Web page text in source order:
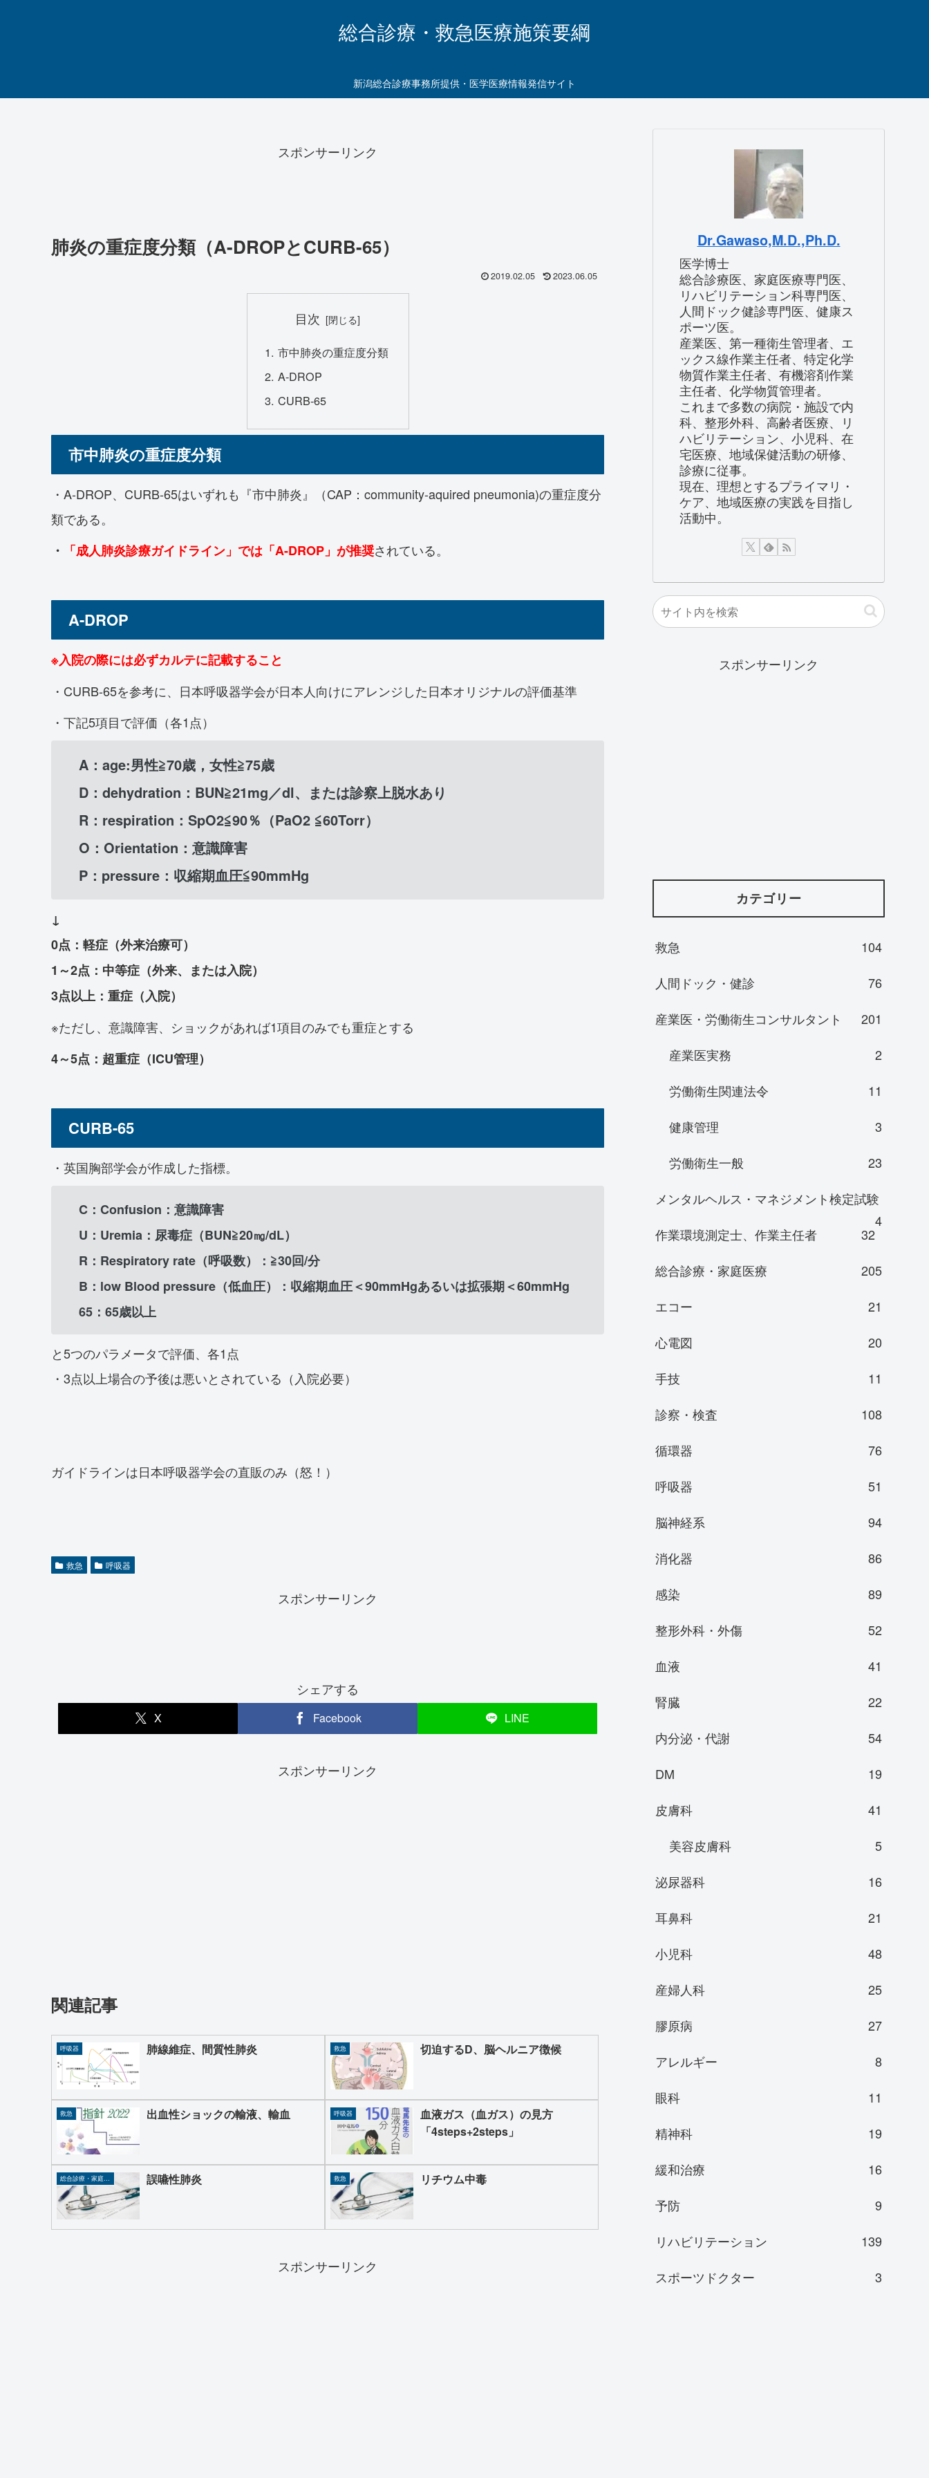
総合診療・救急医療施策要綱
新潟総合診療事務所提供・医学医療情報発信サイト
スポンサーリンク
肺炎の重症度分類（A-DROPとCURB-65）
2019.02.05 2023.06.05
目次
市中肺炎の重症度分類
A-DROP
CURB-65
市中肺炎の重症度分類
・A-DROP、CURB-65はいずれも『市中肺炎』（CAP：community-aquired pneumonia)の重症度分
類である。
・
「成人肺炎診療ガイドライン」では「A-DROP」が推奨されている。
A-DROP
※入院の際には必ずカルテに記載すること
・CURB-65を参考に、日本呼吸器学会が日本人向けにアレンジした日本オリジナルの評価基準
・下記5項目で評価（各1点）
A：age:男性≧70歳，女性≧75歳
D：dehydration：BUN≧21mg／dl、または診察上脱水あり
R：respiration：SpO2≦90％（PaO2 ≦60Torr）
O：Orientation：意識障害
P：pressure：収縮期血圧≦90mmHg
↓
0点：軽症（外来治療可）
1～2点：中等症（外来、または入院）
3点以上：重症（入院）
※ただし、意識障害、ショックがあれば1項目のみでも重症とする
4～5点：超重症（ICU管理）
CURB-65
・英国胸部学会が作成した指標。
C：Confusion：意識障害
U：Uremia：尿毒症（BUN≧20㎎/dL）
R：Respiratory rate（呼吸数）：≧30回/分
B：low Blood pressure（低血圧）：収縮期血圧＜90mmHgあるいは拡張期＜60mmHg
65：65歳以上
と5つのパラメータで評価、各1点
・3点以上場合の予後は悪いとされている（入院必要）
ガイドラインは日本呼吸器学会の直販のみ（怒！）
救急 呼吸器
スポンサーリンク
シェアする
X Facebook LINE
スポンサーリンク
関連記事
呼吸器 肺線維症、間質性肺炎 救急 切迫するD、脳ヘルニア徴候
救急 出血性ショックの輸液、輸血 呼吸器
血液ガス（血ガス）の見方
「4steps+2steps」
総合診療・家庭医療 誤嚥性肺炎 救急 リチウム中毒
スポンサーリンク
Dr.Gawaso,M.D.,Ph.D.
医学博士
総合診療医、家庭医療専門医、
リハビリテーション科専門医、
人間ドック健診専門医、健康ス
ポーツ医。
産業医、第一種衛生管理者、エ
ックス線作業主任者、特定化学
物質作業主任者、有機溶剤作業
主任者、化学物質管理者。
これまで多数の病院・施設で内
科、整形外科、高齢者医療、リ
ハビリテーション、小児科、在
宅医療、地域保健活動の研修、
診療に従事。
現在、理想とするプライマリ・
ケア、地域医療の実践を目指し
活動中。
スポンサーリンク
カテゴリー
救急
104
人間ドック・健診
76
産業医・労働衛生コンサルタント
201
産業医実務
2
労働衛生関連法令
11
健康管理
3
労働衛生一般
23
メンタルヘルス・マネジメント検定試験
4
作業環境測定士、作業主任者
32
総合診療・家庭医療
205
エコー
21
心電図
20
手技
11
診察・検査
108
循環器
76
呼吸器
51
脳神経系
94
消化器
86
感染
89
整形外科・外傷
52
血液
41
腎臓
22
内分泌・代謝
54
DM
19
皮膚科
41
美容皮膚科
5
泌尿器科
16
耳鼻科
21
小児科
48
産婦人科
25
膠原病
27
アレルギー
8
眼科
11
精神科
19
緩和治療
16
予防
9
リハビリテーション
139
スポーツドクター
3